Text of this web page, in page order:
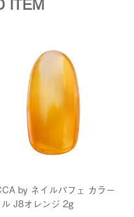
by ネイルパフェ カラー
ル J8オレンジ 2g